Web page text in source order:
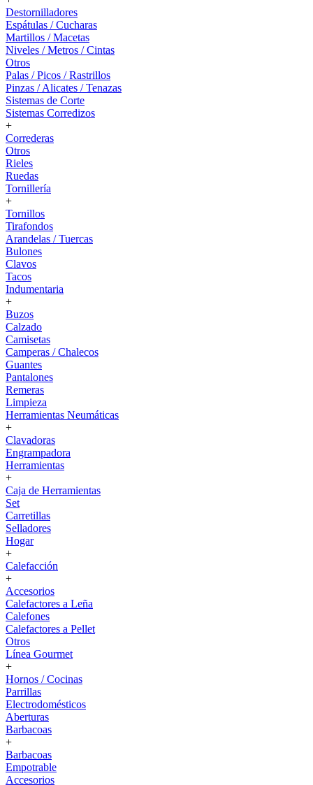
Destornilladores
Espátulas / Cucharas
Martillos / Macetas
Niveles / Metros / Cintas
Otros
Palas / Picos / Rastrillos
Pinzas / Alicates / Tenazas
Sistemas de Corte
Sistemas Corredizos
+
Correderas
Otros
Rieles
Ruedas
Tornillería
+
Tornillos
Tirafondos
Arandelas / Tuercas
Bulones
Clavos
Tacos
Indumentaria
+
Buzos
Calzado
Camisetas
Camperas / Chalecos
Guantes
Pantalones
Remeras
Limpieza
Herramientas Neumáticas
+
Clavadoras
Engrampadora
Herramientas
+
Caja de Herramientas
Set
Carretillas
Selladores
Hogar
+
Calefacción
+
Accesorios
Calefactores a Leña
Calefones
Calefactores a Pellet
Otros
Línea Gourmet
+
Hornos / Cocinas
Parrillas
Electrodomésticos
Aberturas
Barbacoas
+
Barbacoas
Empotrable
Accesorios